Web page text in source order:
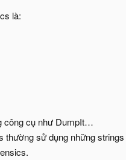
là:
công cụ như DumpIt…
sử dụng những